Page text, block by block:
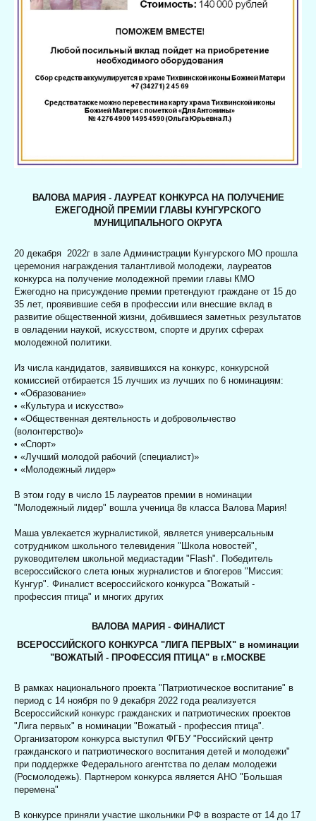
ВАЛОВА МАРИЯ - ЛАУРЕАТ КОНКУРСА НА ПОЛУЧЕНИЕ
ЕЖЕГОДНОЙ ПРЕМИИ ГЛАВЫ КУНГУРСКОГО
МУНИЦИПАЛЬНОГО ОКРУГА
20 декабря 2022г в зале Администрации Кунгурского МО прошла
церемония награждения талантливой молодежи, лауреатов
конкурса на получение молодежной премии главы КМО
Ежегодно на присуждение премии претендуют граждане от 15 до
35 лет, проявившие себя в профессии или внесшие вклад в
развитие общественной жизни, добившиеся заметных результатов
в овладении наукой, искусством, спорте и других сферах
молодежной политики.
Из числа кандидатов, заявившихся на конкурс, конкурсной
комиссией отбирается 15 лучших из лучших по 6 номинациям:
• «Образование»
• «Культура и искусство»
• «Общественная деятельность и добровольчество
(волонтерство)»
• «Спорт»
• «Лучший молодой рабочий (специалист)»
• «Молодежный лидер»
В этом году в число 15 лауреатов премии в номинации
"Молодежный лидер" вошла ученица 8в класса Валова Мария!
Маша увлекается журналистикой, является универсальным
сотрудником школьного телевидения "Школа новостей",
руководителем школьной медиастадии "Flash". Победитель
всероссийского слета юных журналистов и блогеров "Миссия:
Кунгур". Финалист всероссийского конкурса "Вожатый -
профессия птица" и многих других
ВАЛОВА МАРИЯ - ФИНАЛИСТ
ВСЕРОССИЙСКОГО КОНКУРСА "ЛИГА ПЕРВЫХ" в номинации
"ВОЖАТЫЙ - ПРОФЕССИЯ ПТИЦА" в г.МОСКВЕ
В рамках национального проекта "Патриотическое воспитание" в
период с 14 ноября по 9 декабря 2022 года реализуется
Всероссийский конкурс гражданских и патриотических проектов
"Лига первых" в номинации "Вожатый - профессия птица".
Организатором конкурса выступил ФГБУ "Российский центр
гражданского и патриотического воспитания детей и молодежи"
при поддержке Федерального агентства по делам молодежи
(Росмолодежь). Партнером конкурса является АНО "Большая
перемена"
В конкурсе приняли участие школьники РФ в возрасте от 14 до 17